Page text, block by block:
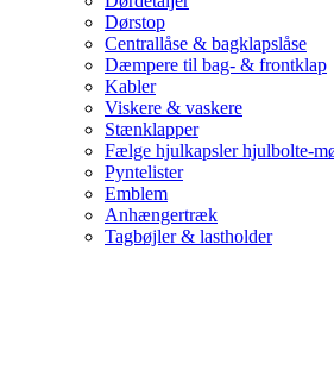
Dørstop
Centrallåse & bagklapslåse
Dæmpere til bag- & frontklap
Kabler
Viskere & vaskere
Stænklapper
Fælge hjulkapsler hjulbolte-
Pyntelister
Emblem
Anhængertræk
Tagbøjler & lastholder